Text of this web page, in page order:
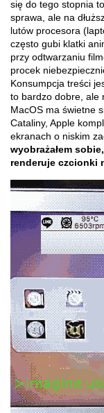
się do tego stopnia
sprawa, ale na
lutów procesora
często gubi klatki
przy odtwarzaniu
procek
Konsumpcja treści
to bardzo dobre, ale
MacOS ma świetne
Cataliny, Apple
ekranach o niskim
wyobrażałem
renderuje czcionki